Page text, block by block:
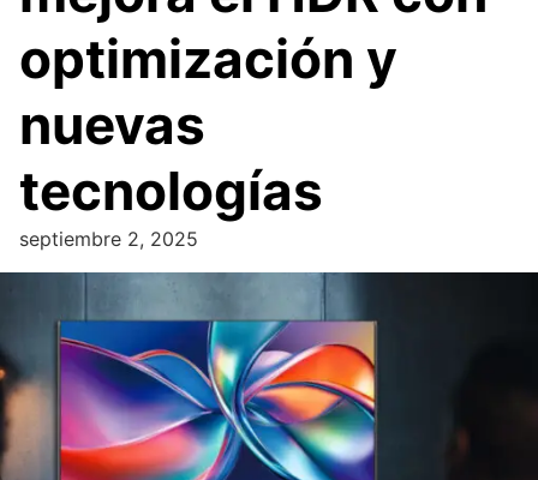
optimización y
nuevas
tecnologías
septiembre 2, 2025